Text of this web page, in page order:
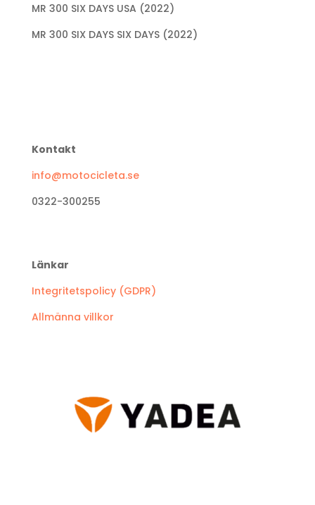
MR 300 SIX DAYS USA (2022)
MR 300 SIX DAYS SIX DAYS (2022)
Kontakt
info@motocicleta.se
0322-300255
Länkar
Integritetspolicy (GDPR)
Allmänna villkor